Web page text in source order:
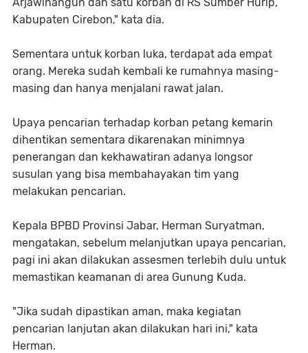
Kabupaten Cirebon," kata dia.
Sementara untuk korban luka, terdapat ada empat
orang. Mereka sudah kembali ke rumahnya masing-
masing dan hanya menjalani rawat jalan.
Upaya pencarian terhadap korban petang kemarin
dihentikan sementara dikarenakan minimnya
penerangan dan kekhawatiran adanya longsor
susulan yang bisa membahayakan tim yang
melakukan pencarian.
Kepala BPBD Provinsi Jabar, Herman Suryatman,
mengatakan, sebelum melanjutkan upaya pencarian,
pagi ini akan dilakukan assesmen terlebih dulu untuk
memastikan keamanan di area Gunung Kuda.
"Jika sudah dipastikan aman, maka kegiatan
pencarian lanjutan akan dilakukan hari ini," kata
Herman.